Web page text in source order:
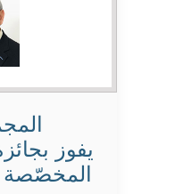
المخصّصة